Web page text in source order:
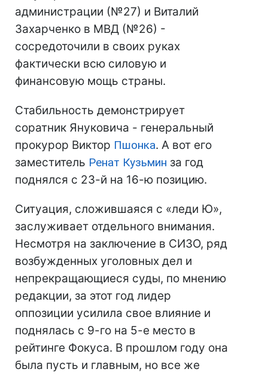
администрации (№27) и Виталий
Захарченко в МВД (№26) -
сосредоточили в своих руках
фактически всю силовую и
финансовую мощь страны.
Стабильность демонстрирует
соратник Януковича - генеральный
прокурор Виктор Пшонка. А вот его
заместитель Ренат Кузьмин за год
поднялся с 23-й на 16-ю позицию.
Ситуация, сложившаяся с «леди Ю»,
заслуживает отдельного внимания.
Несмотря на заключение в СИЗО, ряд
возбужденных уголовных дел и
непрекращающиеся суды, по мнению
редакции, за этот год лидер
оппозиции усилила свое влияние и
поднялась с 9-го на 5-е место в
рейтинге Фокуса. В прошлом году она
была пусть и главным, но все же